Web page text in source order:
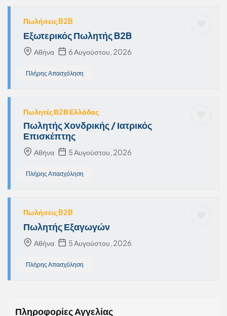
Πωλήσεις B2B
Εξωτερικός Πωλητής B2B
Αθήνα 6 Αυγούστου, 2026
Πλήρης Απασχόληση
Πωλητές Β2Β Ελλάδας
Πωλητής Χονδρικής / Ιατρικός
Επισκέπτης
Αθήνα 5 Αυγούστου, 2026
Πλήρης Απασχόληση
Πωλήσεις B2B
Πωλητής Εξαγωγών
Αθήνα 5 Αυγούστου, 2026
Πλήρης Απασχόληση
Πληροφορίες Αγγελίας